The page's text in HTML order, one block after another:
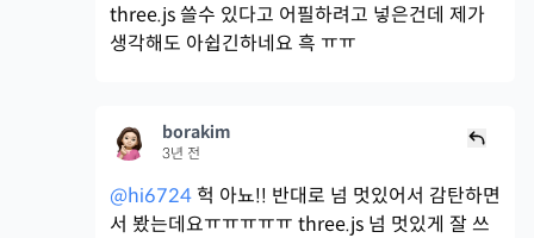
three.js 쓸수 있다고 어필하려고 넣은건데 제가
생각해도 아쉽긴하네요 흑 ㅠㅠ
borakim
3년 전
@hi6724헉 아뇨!! 반대로 넘 멋있어서 감탄하면
서 봤는데요ㅠㅠㅠㅠㅠ three.js 넘 멋있게 잘 쓰